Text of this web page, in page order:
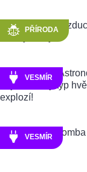
PŘÍRODA
VESMÍR
VESMÍR